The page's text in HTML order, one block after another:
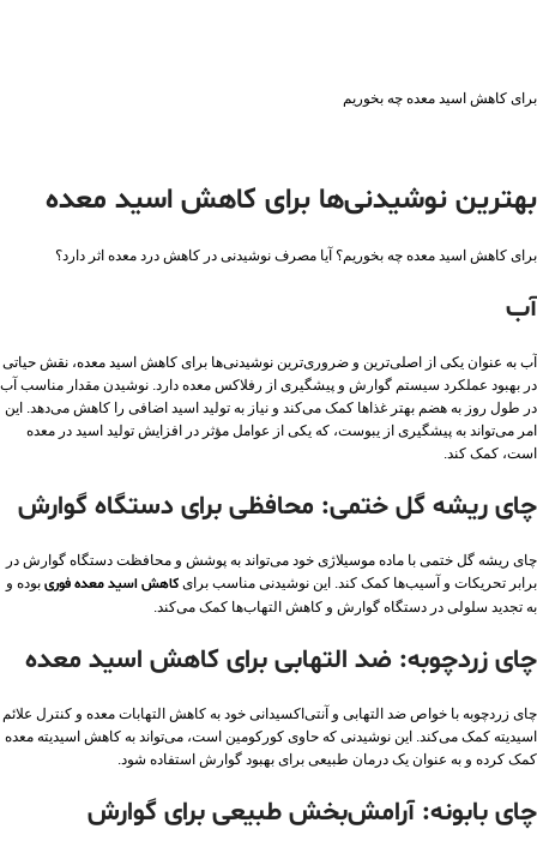
برای کاهش اسید معده چه بخوریم
بهترین نوشیدنی‌ها برای کاهش اسید معده
برای کاهش اسید معده چه بخوریم؟ آیا مصرف نوشیدنی در کاهش درد معده اثر دارد؟
آب
آب به عنوان یکی از اصلی‌ترین و ضروری‌ترین نوشیدنی‌ها برای کاهش اسید معده، نقش حیاتی
در بهبود عملکرد سیستم گوارش و پیشگیری از رفلاکس معده دارد. نوشیدن مقدار مناسب آب
در طول روز به هضم بهتر غذاها کمک می‌کند و نیاز به تولید اسید اضافی را کاهش می‌دهد. این
امر می‌تواند به پیشگیری از یبوست، که یکی از عوامل مؤثر در افزایش تولید اسید در معده
است، کمک کند.
چای ریشه گل ختمی: محافظی برای دستگاه گوارش
چای ریشه گل ختمی با ماده موسیلاژی خود می‌تواند به پوشش و محافظت دستگاه گوارش در
برابر تحریکات و آسیب‌ها کمک کند. این نوشیدنی مناسب برای کاهش اسید معده فوری بوده و
به تجدید سلولی در دستگاه گوارش و کاهش التهاب‌ها کمک می‌کند.
چای زردچوبه: ضد التهابی برای کاهش اسید معده
چای زردچوبه با خواص ضد التهابی و آنتی‌اکسیدانی خود به کاهش التهابات معده و کنترل علائم
اسیدیته کمک می‌کند. این نوشیدنی که حاوی کورکومین است، می‌تواند به کاهش اسیدیته معده
کمک کرده و به عنوان یک درمان طبیعی برای بهبود گوارش استفاده شود.
چای بابونه: آرامش‌بخش طبیعی برای گوارش